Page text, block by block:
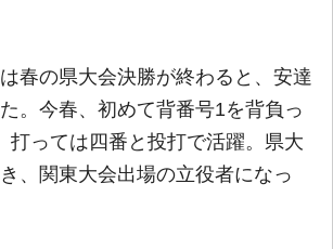
春の県大会決勝が終わると、安達
。今春、初めて背番号1を背負っ
打っては四番と投打で活躍。県大
、関東大会出場の立役者になっ